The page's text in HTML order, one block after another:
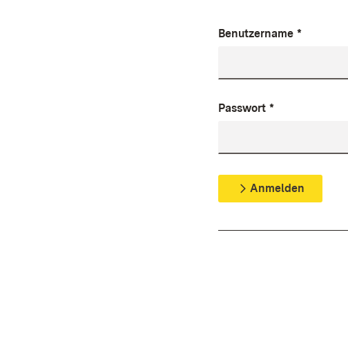
Benutzername *
Passwort *
Anmelden